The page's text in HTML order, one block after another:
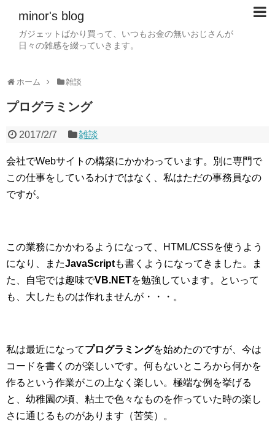
minor's blog
ガジェットばかり買って、いつもお金の無いおじさんが
日々の雑感を綴っていきます。
ホーム 雑談
プログラミング
2017/2/7 雑談
会社でWebサイトの構築にかかわっています。別に専門で
この仕事をしているわけではなく、私はただの事務員なの
ですが。
この業務にかかわるようになって、HTML/CSSを使うよう
になり、またJavaScriptも書くようになってきました。ま
た、自宅では趣味でVB.NETを勉強しています。といって
も、大したものは作れませんが・・・。
私は最近になってプログラミングを始めたのですが、今は
コードを書くのが楽しいです。何もないところから何かを
作るという作業がこの上なく楽しい。極端な例を挙げる
と、幼稚園の頃、粘土で色々なものを作っていた時の楽し
さに通じるものがあります（苦笑）。